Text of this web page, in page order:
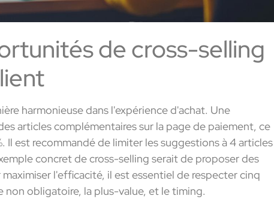
de cross-selling
harmonieuse dans l'expérience d'achat. Une
articles complémentaires sur la page de paiement, ce
Il est recommandé de limiter les suggestions à 4 articles
concret de cross-selling serait de proposer des
l'efficacité, il est essentiel de respecter cinq
obligatoire, la plus-value, et le timing.